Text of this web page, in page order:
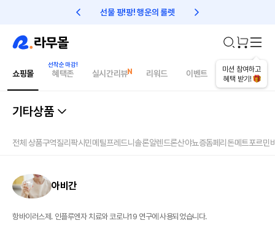
선물 팡!팡! 행운의 룰렛 친구초대 1만원 리워드!
미션 참여하고
혜택 받기!
쇼핑몰 혜택존 실시간리뷰 리워드 이벤트 건강매거진
기타상품
전체 상품구역질리팍시민메틸프레드니솔론알렌드론산야뇨증돔페리돈메트포르민
아비간
항바이러스제. 인플루엔자 치료와 코로나19 연구에 사용되었습니다.